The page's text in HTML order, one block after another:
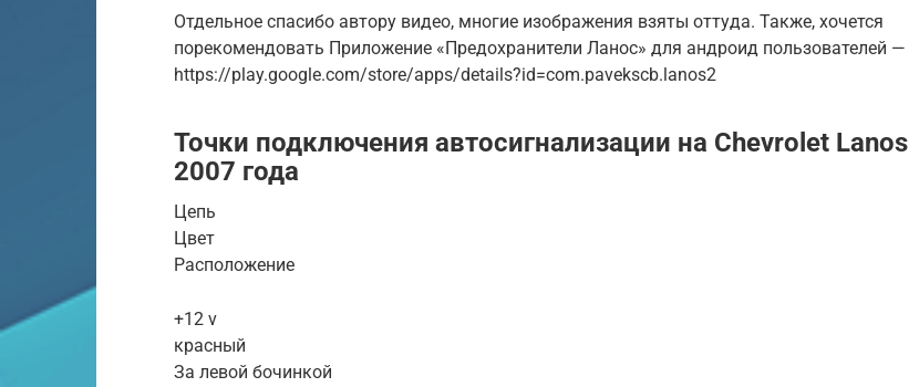
Отдельное спасибо автору видео, многие изображения взяты оттуда. Также, хочется
порекомендовать Приложение «Предохранители Ланос» для андроид пользователей —
https://play.google.com/store/apps/details?id=com.pavekscb.lanos2
Точки подключения автосигнализации на Chevrolet Lanos
2007 года
Цепь
Цвет
Расположение
+12 v
красный
За левой бочинкой